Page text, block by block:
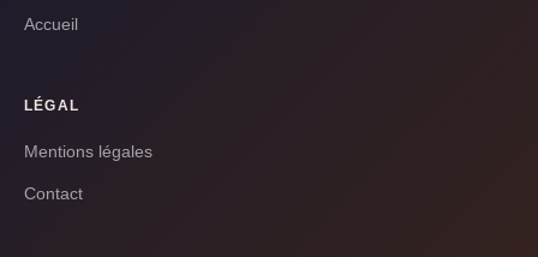
Accueil
LÉGAL
Mentions légales
Contact